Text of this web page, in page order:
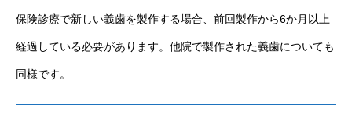
保険診療で新しい義歯を製作する場合、前回製作から6か月以上
経過している必要があります。他院で製作された義歯についても
同様です。